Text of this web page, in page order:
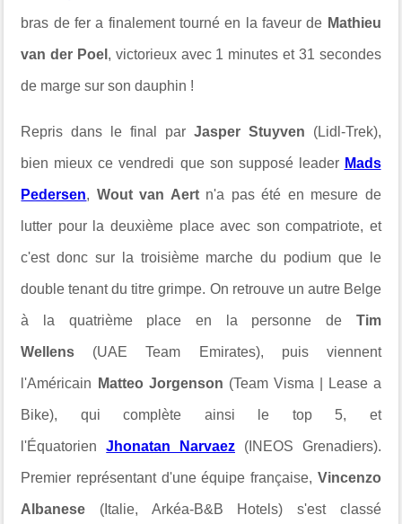
bras de fer a finalement tourné en la faveur de Mathieu
van der Poel , victorieux avec 1 minutes et 31 secondes
de marge sur son dauphin !
Repris dans le final par Jasper Stuyven (Lidl-Trek),
bien mieux ce vendredi que son supposé leader Mads
Pedersen, Wout van Aertn'a pas été en mesure de
lutter pour la deuxième place avec son compatriote, et
c'est donc sur la troisième marche du podium que le
double tenant du titre grimpe. On retrouve un autre Belge
à la quatrième place en la personne de Tim
Wellens (UAE Team Emirates), puis viennent
l'Américain Matteo Jorgenson (Team Visma | Lease a
Bike), qui complète ainsi le top 5, et
l'ÉquatorienJhonatan Narvaez (INEOS Grenadiers).
Premier représentant d'une équipe française, Vincenzo
Albanese (Italie, Arkéa-B&B Hotels) s'est classé